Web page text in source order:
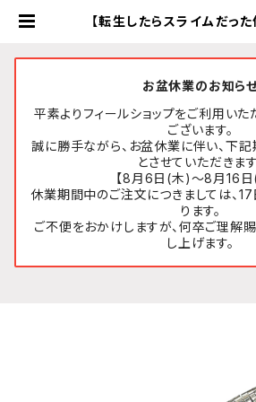
【転生したらスライムだった
お盆休業のお知ら
平素よりフィールショップをご利用いた
ございます。
誠に勝手ながら、お盆休業に伴い、下
とさせていただきます
【8月6日(木)～8月16日(
休業期間中のご注文につきましては、
ります。
ご不便をおかけしますが、何卒ご理解
し上げます。